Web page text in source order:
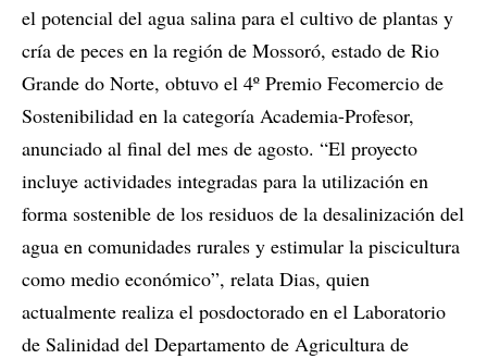
el potencial del agua salina para el cultivo de plantas y
cría de peces en la región de Mossoró, estado de Rio
Grande do Norte, obtuvo el 4º Premio Fecomercio de
Sostenibilidad en la categoría Academia-Profesor,
anunciado al final del mes de agosto. “El proyecto
incluye actividades integradas para la utilización en
forma sostenible de los residuos de la desalinización del
agua en comunidades rurales y estimular la piscicultura
como medio económico”, relata Dias, quien
actualmente realiza el posdoctorado en el Laboratorio
de Salinidad del Departamento de Agricultura de